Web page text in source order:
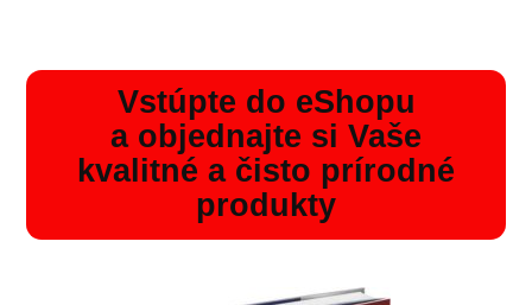
Vstúpte do eShopu
a objednajte si Vaše
kvalitné a čisto prírodné
produkty